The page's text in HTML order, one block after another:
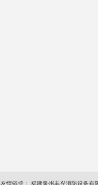
友情链接： 福建泉州丰兴消防设备有